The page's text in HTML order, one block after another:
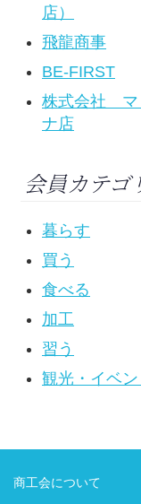
店）
飛龍商事
BE-FIRST
株式会社 マ
ナ店
会員カテゴ
暮らす
買う
食べる
加工
習う
観光・イベン
商工会について